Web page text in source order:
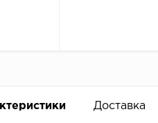
Доставка